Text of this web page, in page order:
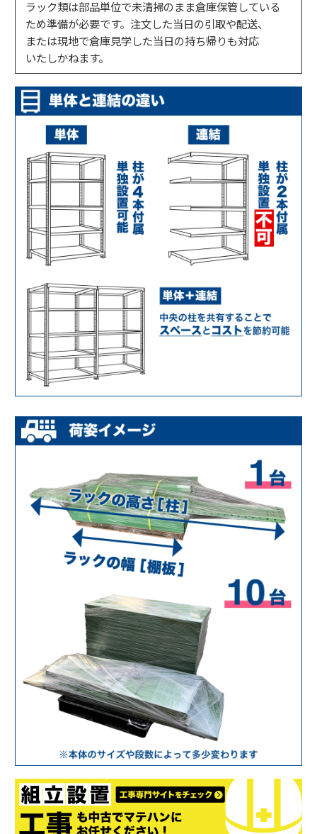
ラック類は部品単位で未清掃のまま倉庫保管している
ため準備が必要です。注文した当日の引取や配送、
または現地で倉庫見学した当日の持ち帰りも対応
いたしかねます。